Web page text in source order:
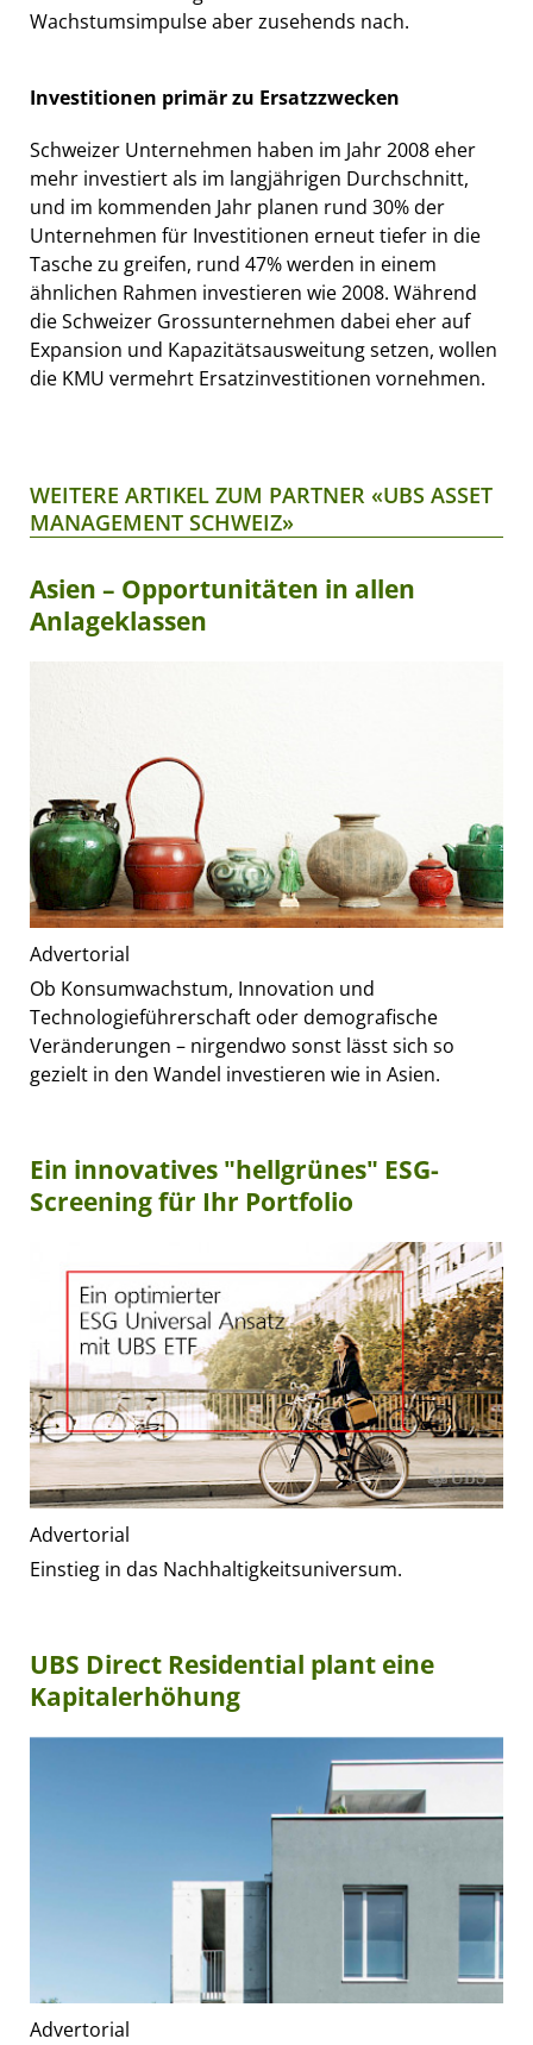
Wachstumsimpulse aber zusehends nach.
Investitionen primär zu Ersatzzwecken
Schweizer Unternehmen haben im Jahr 2008 eher
mehr investiert als im langjährigen Durchschnitt,
und im kommenden Jahr planen rund 30% der
Unternehmen für Investitionen erneut tiefer in die
Tasche zu greifen, rund 47% werden in einem
ähnlichen Rahmen investieren wie 2008. Während
die Schweizer Grossunternehmen dabei eher auf
Expansion und Kapazitätsausweitung setzen, wollen
die KMU vermehrt Ersatzinvestitionen vornehmen.
WEITERE ARTIKEL ZUM PARTNER «UBS ASSET
MANAGEMENT SCHWEIZ»
Asien – Opportunitäten in allen
Anlageklassen
Advertorial
Ob Konsumwachstum, Innovation und
Technologieführerschaft oder demografische
Veränderungen – nirgendwo sonst lässt sich so
gezielt in den Wandel investieren wie in Asien.
Ein innovatives "hellgrünes" ESG-
Screening für Ihr Portfolio
Advertorial
Einstieg in das Nachhaltigkeitsuniversum.
UBS Direct Residential plant eine
Kapitalerhöhung
Advertorial